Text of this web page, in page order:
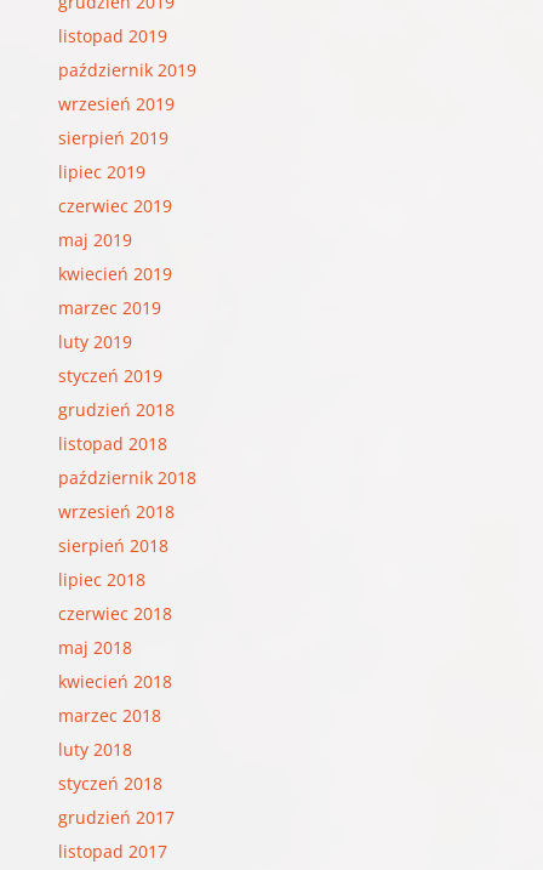
listopad 2019
październik 2019
wrzesień 2019
sierpień 2019
lipiec 2019
czerwiec 2019
maj 2019
kwiecień 2019
marzec 2019
luty 2019
styczeń 2019
grudzień 2018
listopad 2018
październik 2018
wrzesień 2018
sierpień 2018
lipiec 2018
czerwiec 2018
maj 2018
kwiecień 2018
marzec 2018
luty 2018
styczeń 2018
grudzień 2017
listopad 2017